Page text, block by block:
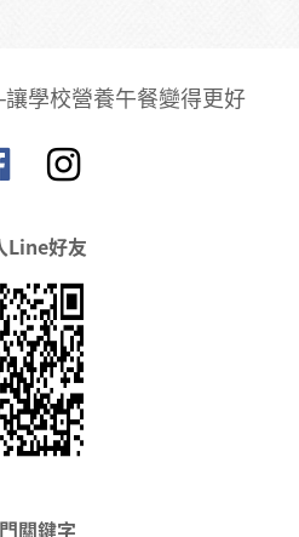
學校營養午餐變得更好
Line好友
關鍵字